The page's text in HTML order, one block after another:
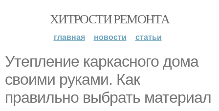
ХИТРОСТИ РЕМОНТА
главная новости статьи
Утепление каркасного дома
своими руками. Как
правильно выбрать материал